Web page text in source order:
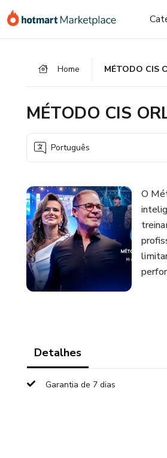
para
para
para
Home
MÉTODO CIS
Português
O
Detalhes
Garantia de 7 dias